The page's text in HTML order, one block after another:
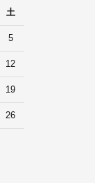
土
5
12
19
26